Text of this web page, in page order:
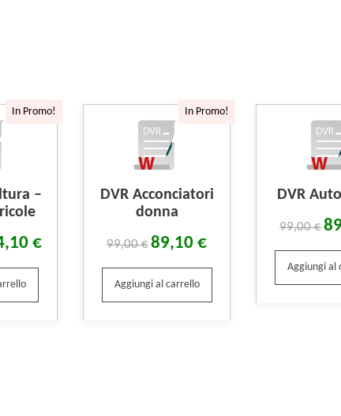
In Promo!
–
€
In Promo!
DVR Acconciatori
donna
99,00€89,10€
Aggiungi al carrello
DVR
99,00€
Aggiungi al